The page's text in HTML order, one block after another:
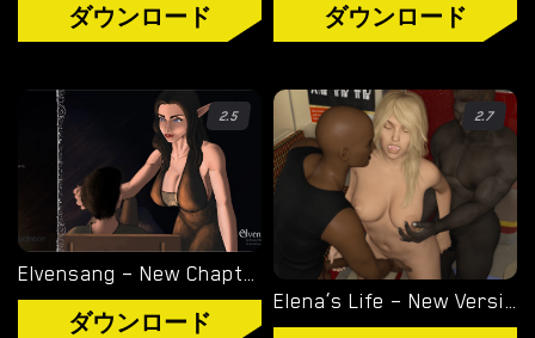
ビジュアルノベル
ダウンロード ダウンロード
2.5
ダウンロード
2.7
Elena’s Life – New Version 0.33 [Nickfifa]